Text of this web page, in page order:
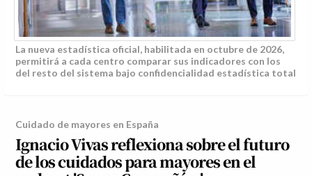
La nueva estadística oficial, habilitada en octubre de 2026,
permitirá a cada centro comparar sus indicadores con los
del resto del sistema bajo confidencialidad estadística total
Cuidado de mayores en España
Ignacio Vivas reflexiona sobre el futuro
de los cuidados para mayores en el